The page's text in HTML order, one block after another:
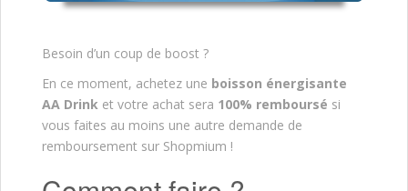
Besoin d’un coup de boost ?
En ce moment, achetez une boisson énergisante
AA Drink et votre achat sera 100% remboursé si
vous faites au moins une autre demande de
remboursement sur Shopmium !